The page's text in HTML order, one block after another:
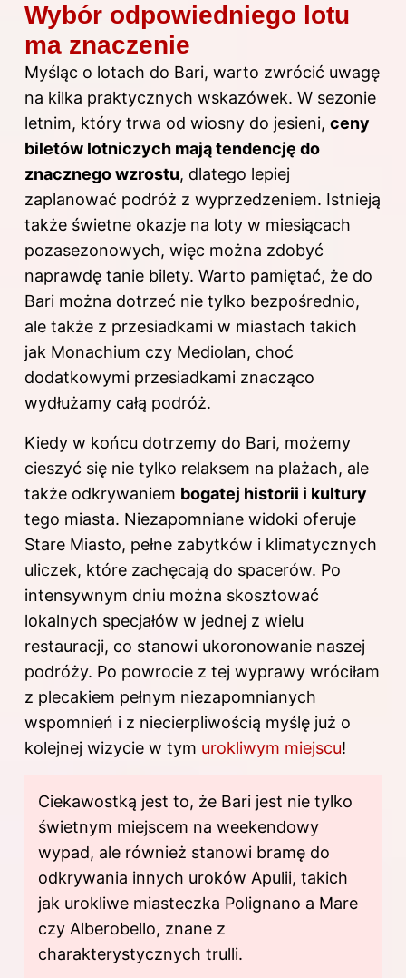
Wybór odpowiedniego lotu
ma znaczenie
Myśląc o lotach do Bari, warto zwrócić uwagę
na kilka praktycznych wskazówek. W sezonie
letnim, który trwa od wiosny do jesieni, ceny
biletów lotniczych mają tendencję do
znacznego wzrostu, dlatego lepiej
zaplanować podróż z wyprzedzeniem. Istnieją
także świetne okazje na loty w miesiącach
pozasezonowych, więc można zdobyć
naprawdę tanie bilety. Warto pamiętać, że do
Bari można dotrzeć nie tylko bezpośrednio,
ale także z przesiadkami w miastach takich
jak Monachium czy Mediolan, choć
dodatkowymi przesiadkami znacząco
wydłużamy całą podróż.
Kiedy w końcu dotrzemy do Bari, możemy
cieszyć się nie tylko relaksem na plażach, ale
także odkrywaniem bogatej historii i kultury
tego miasta. Niezapomniane widoki oferuje
Stare Miasto, pełne zabytków i klimatycznych
uliczek, które zachęcają do spacerów. Po
intensywnym dniu można skosztować
lokalnych specjałów w jednej z wielu
restauracji, co stanowi ukoronowanie naszej
podróży. Po powrocie z tej wyprawy wróciłam
z plecakiem pełnym niezapomnianych
wspomnień i z niecierpliwością myślę już o
kolejnej wizycie w tym urokliwym miejscu!
Ciekawostką jest to, że Bari jest nie tylko
świetnym miejscem na weekendowy
wypad, ale również stanowi bramę do
odkrywania innych uroków Apulii, takich
jak urokliwe miasteczka Polignano a Mare
czy Alberobello, znane z
charakterystycznych trulli.